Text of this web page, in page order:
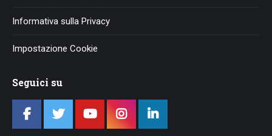
Informativa sulla Privacy
Impostazione Cookie
Seguici su